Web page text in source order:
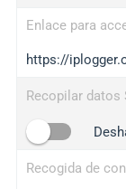
maper.info
2no.co
yip.su
Enlace para
https://
Recopilar datos
Recogida de